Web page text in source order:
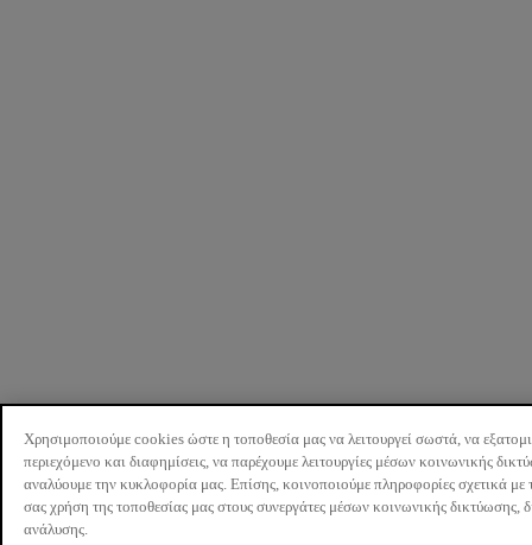
Χρησιμοποιούμε cookies ώστε η τοποθεσία μας να λειτουργεί σωστά, να
περιεχόμενο και διαφημίσεις, να παρέχουμε λειτουργίες μέσων κοινωνικής
αναλύουμε την κυκλοφορία μας. Επίσης, κοινοποιούμε πληροφορίες σχετικά με
σας χρήση της τοποθεσίας μας στους συνεργάτες μέσων κοινωνικής δικτύωσης,
ανάλυσης.